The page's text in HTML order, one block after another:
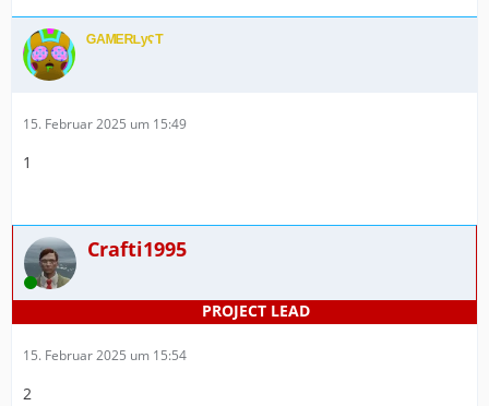
ᴳᴬᴹᴱᴿᴸʸˁᵀ
15. Februar 2025 um 15:49
1
Online
Crafti1995
15. Februar 2025 um 15:54
2